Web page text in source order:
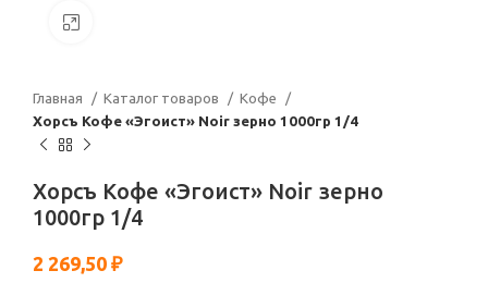
Главная Каталог товаров
Кофе
Хорсъ Кофе «Эгоист» Noir зерно 1000гр 1/4
Хорсъ Кофе «Эгоист» Noir зерно
1000гр 1/4
2 269,50 ₽